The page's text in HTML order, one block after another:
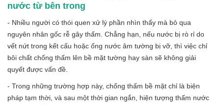
nước từ bên trong
- Nhiều người có thói quen xử lý phần nhìn thấy mà bỏ qua
nguyên nhân gốc rễ gây thấm. Chẳng hạn, nếu nước bị rò rỉ do
vết nứt trong kết cấu hoặc ống nước âm tường bị vỡ, thì việc chỉ
bôi chất chống thấm lên bề mặt tường hay sàn sẽ không giải
quyết được vấn đề.
- Trong những trường hợp này, chống thấm bề mặt chỉ là biện
pháp tạm thời, và sau một thời gian ngắn, hiện tượng thấm nước